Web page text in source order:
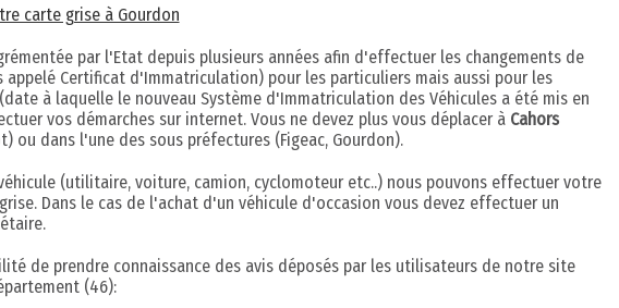
carte grise à Gourdon
par l'Etat depuis plusieurs années afin d'effectuer les changements de
appelé Certificat d'Immatriculation) pour les particuliers mais aussi pour les
à laquelle le nouveau Système d'Immatriculation des Véhicules a été mis en
vos démarches sur internet. Vous ne devez plus vous déplacer à Cahors
ou dans l'une des sous préfectures (Figeac, Gourdon).
(utilitaire, voiture, camion, cyclomoteur etc..) nous pouvons effectuer votre
Dans le cas de l'achat d'un véhicule d'occasion vous devez effectuer un
de prendre connaissance des avis déposés par les utilisateurs de notre site
(46):